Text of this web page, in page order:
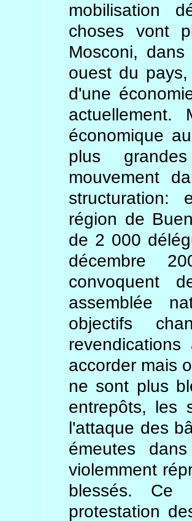
mobilisation
choses vont
Mosconi,
ouest du
d'une
actuellement.
économique
plus
mouvement
structuration:
région de
de 2 000
décembre
convoquent
assemblée
objectifs
accorder mais
ne sont plus
entrepôts, les
l'attaque des
émeutes
violemment
blessés. Ce
protestation